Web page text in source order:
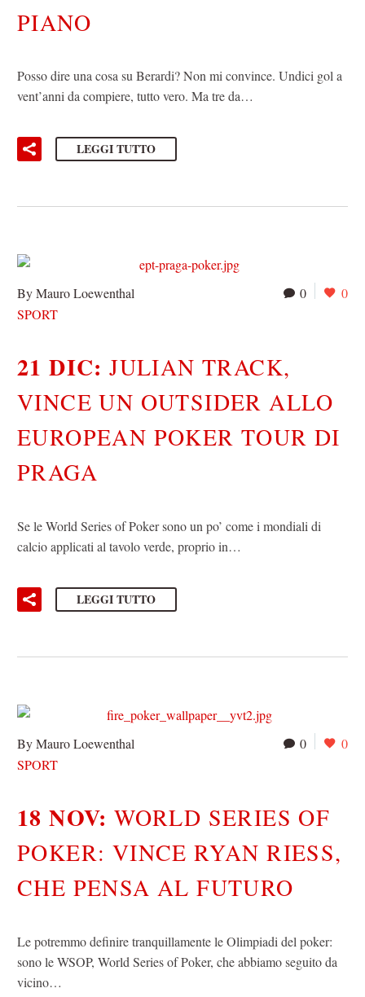
PIANO
Posso dire una cosa su Berardi? Non mi convince. Undici gol a
vent’anni da compiere, tutto vero. Ma tre da…
LEGGI TUTTO
0 0
By Mauro Loewenthal
SPORT
21 DIC:JULIAN TRACK,
VINCE UN OUTSIDER ALLO
EUROPEAN POKER TOUR DI
PRAGA
Se le World Series of Poker sono un po’ come i mondiali di
calcio applicati al tavolo verde, proprio in…
LEGGI TUTTO
0 0
By Mauro Loewenthal
SPORT
18 NOV:WORLD SERIES OF
POKER: VINCE RYAN RIESS,
CHE PENSA AL FUTURO
Le potremmo definire tranquillamente le Olimpiadi del poker:
sono le WSOP, World Series of Poker, che abbiamo seguito da
vicino…